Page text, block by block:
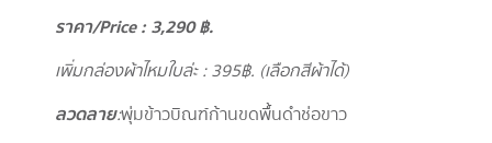
ราคา/Price : 3,290฿.
เพิ่มกล่องผ้าไหมใบล่ะ : 395฿. (เลือกสีผ้าได้)
ลวดลาย:พุ่มข้าวบิณฑ์ก้านขดพื้นดำช่อขาว